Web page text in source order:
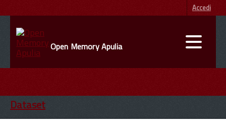
Accedi
Open Memory Apulia
ENTI
INFORMAZIONI
Dataset